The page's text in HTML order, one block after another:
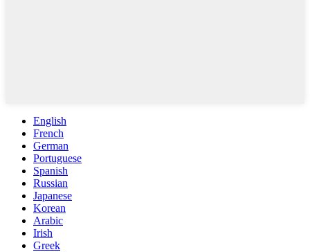
English
French
German
Portuguese
Spanish
Russian
Japanese
Korean
Arabic
Irish
Greek